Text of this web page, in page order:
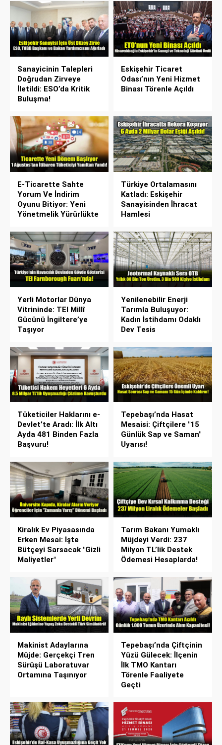
Sanayicinin Talepleri
Doğrudan Zirveye
İletildi: ESO’da Kritik
Buluşma!
Eskişehir Ticaret
Odası’nın Yeni Hizmet
Binası Törenle Açıldı
E-Ticarette Sahte
Yorum Ve İndirim
Oyunu Bitiyor: Yeni
Yönetmelik Yürürlükte
Türkiye Ortalamasını
Katladı: Eskişehir
Sanayisinden İhracat
Hamlesi
Yerli Motorlar Dünya
Vitrininde: TEI Millî
Gücünü İngiltere’ye
Taşıyor
Yenilenebilir Enerji
Tarımla Buluşuyor:
Kadın İstihdamı Odaklı
Dev Tesis
Tüketiciler Haklarını e-
Devlet’te Aradı: İlk Altı
Ayda 481 Binden Fazla
Başvuru!
Tepebaşı’nda Hasat
Mesaisi: Çiftçilere "15
Günlük Sap ve Saman"
Uyarısı!
Kiralık Ev Piyasasında
Erken Mesai: İşte
Bütçeyi Sarsacak "Gizli
Maliyetler"
Tarım Bakanı Yumaklı
Müjdeyi Verdi: 237
Milyon TL’lik Destek
Ödemesi Hesaplarda!
Makinist Adaylarına
Müjde: Gerçekçi Tren
Sürüşü Laboratuvar
Ortamına Taşınıyor
Tepebaşı’nda Çiftçinin
Yüzü Gülecek: İlçenin
İlk TMO Kantarı
Törenle Faaliyete
Geçti